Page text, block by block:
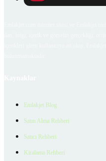
Emlakjet Blog
Satın Alma Rehberi
Satıcı Rehberi
Kiralama Rehberi